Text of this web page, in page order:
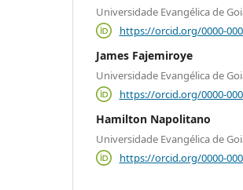
Universidade Evangélica de
https://orcid.org/0000-
James Fajemiroye
Universidade Evangélica de
https://orcid.org/0000-
Hamilton Napolitano
Universidade Evangélica de
https://orcid.org/0000-